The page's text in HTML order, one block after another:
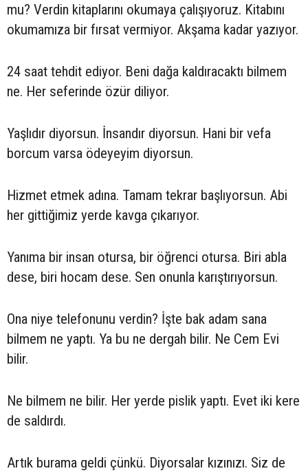
mu? Verdin kitaplarını okumaya çalışıyoruz. Kitabını
okumamıza bir fırsat vermiyor. Akşama kadar yazıyor.
24 saat tehdit ediyor. Beni dağa kaldıracaktı bilmem
ne. Her seferinde özür diliyor.
Yaşlıdır diyorsun. İnsandır diyorsun. Hani bir vefa
borcum varsa ödeyeyim diyorsun.
Hizmet etmek adına. Tamam tekrar başlıyorsun. Abi
her gittiğimiz yerde kavga çıkarıyor.
Yanıma bir insan otursa, bir öğrenci otursa. Biri abla
dese, biri hocam dese. Sen onunla karıştırıyorsun.
Ona niye telefonunu verdin? İşte bak adam sana
bilmem ne yaptı. Ya bu ne dergah bilir. Ne Cem Evi
bilir.
Ne bilmem ne bilir. Her yerde pislik yaptı. Evet iki kere
de saldırdı.
Artık burama geldi çünkü. Diyorsalar kızınızı. Siz de